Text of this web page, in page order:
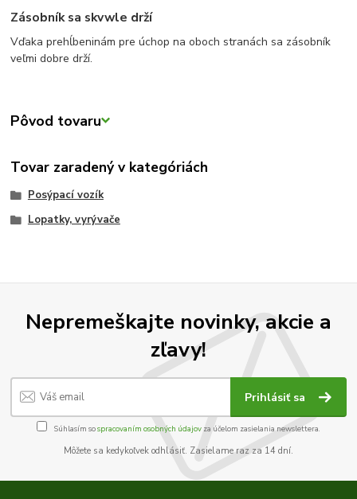
Zásobník sa skvwle drží
Vďaka prehĺbeninám pre úchop na oboch stranách sa zásobník
veľmi dobre drží.
Pôvod tovaru
Tovar zaradený v kategóriách
Posýpací vozík
Lopatky, vyrývače
Nepremeškajte novinky, akcie a
zľavy!
Prihlásiť sa
Súhlasím sospracovaním osobných údajov za účelom zasielania newslettera.
Môžete sa kedykoľvek odhlásiť. Zasielame raz za 14 dní.